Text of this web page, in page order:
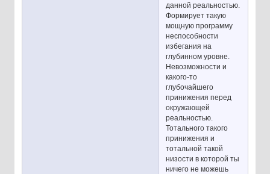
данной реальностью.
Формирует такую
мощную программу
неспособности
избегания на
глубинном уровне.
Невозможности и
какого-то
глубочайшего
принижения перед
окружающей
реальностью.
Тотального такого
принижения и
тотальной такой
низости в которой ты
ничего не можешь